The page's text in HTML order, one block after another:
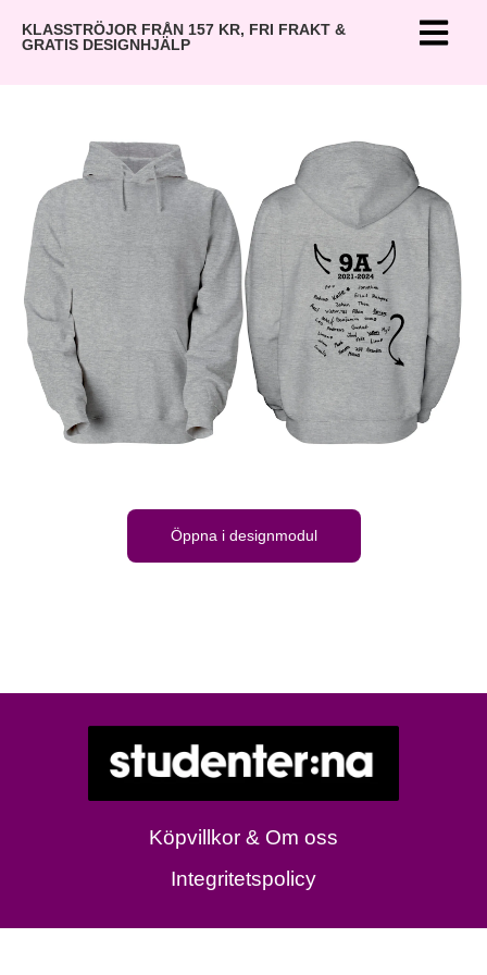
KLASSTRÖJOR FRÅN 157 KR, FRI FRAKT &
GRATIS DESIGNHJÄLP
Öppna i designmodul
Köpvillkor & Om oss
Integritetspolicy